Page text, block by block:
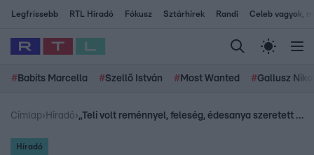
Legfrissebb RTL Híradó Fókusz Sztárhírek Randi Celeb vagyok,
# Babits Marcella #Szellő István # Most Wanted #Gallusz
Címlap› Híradó› „Teli volt reménnyel, feleség, édesanya szeretett volna lenni” – már 5 ezer aláírást gyűjtött össze az anya, akinek súlyos balesetben halt meg 23 éves lánya
Híradó